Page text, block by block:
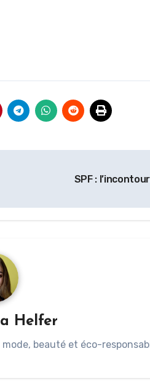
SPF :
Helfer
beauté et éco-